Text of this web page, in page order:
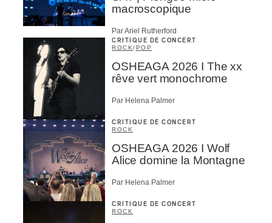
macroscopique
Par Ariel Rutherford
CRITIQUE DE CONCERT
ROCK/POP
OSHEAGA 2026 I The xx
rêve vert monochrome
Par Helena Palmer
CRITIQUE DE CONCERT
ROCK
OSHEAGA 2026 I Wolf
Alice domine la Montagne
Par Helena Palmer
CRITIQUE DE CONCERT
ROCK